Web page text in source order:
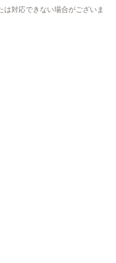
対応できない場合がございま